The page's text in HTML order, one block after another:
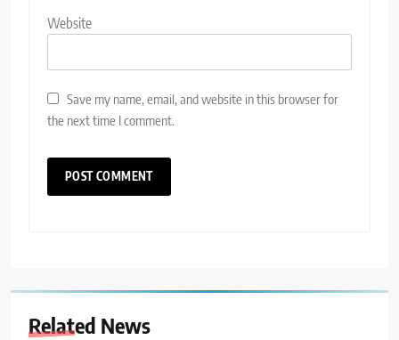
Website
Save my name, email, and website in this browser for
the next time I comment.
Related News